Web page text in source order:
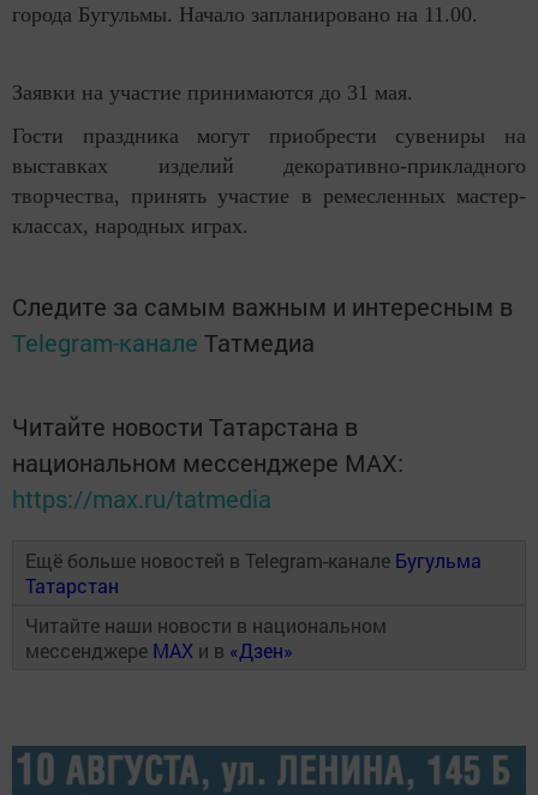
города Бугульмы. Начало запланировано на 11.00.
Заявки на участие принимаются до 31 мая.
Гости праздника могут приобрести сувениры на
выставках изделий декоративно-прикладного
творчества, принять участие в ремесленных мастер-
классах, народных играх.
Следите за самым важным и интересным в
Telegram-канале Татмедиа
Читайте новости Татарстана в
национальном мессенджере MАХ:
https://max.ru/tatmedia
Ещё больше новостей в Telegram-канале Бугульма
Татарстан
Читайте наши новости в национальном
мессенджере MAX и в «Дзен»